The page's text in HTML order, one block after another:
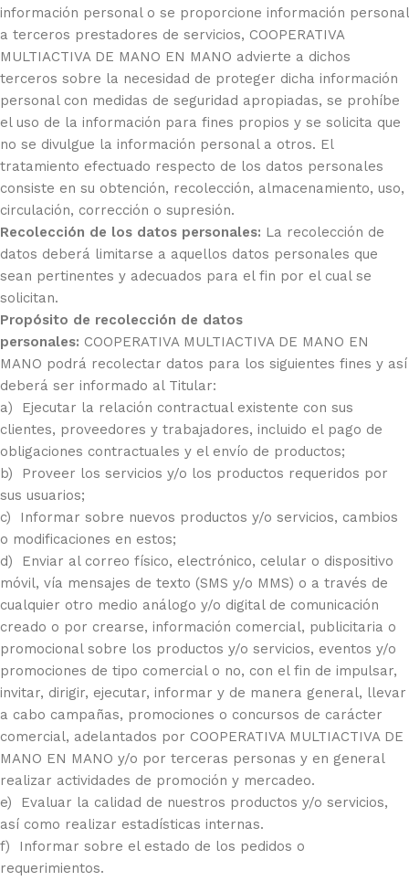
información personal o se proporcione información personal
a terceros prestadores de servicios, COOPERATIVA
MULTIACTIVA DE MANO EN MANO advierte a dichos
terceros sobre la necesidad de proteger dicha información
personal con medidas de seguridad apropiadas, se prohíbe
el uso de la información para fines propios y se solicita que
no se divulgue la información personal a otros. El
tratamiento efectuado respecto de los datos personales
consiste en su obtención, recolección, almacenamiento, uso,
circulación, corrección o supresión.
Recolección de los datos personales: La recolección de
datos deberá limitarse a aquellos datos personales que
sean pertinentes y adecuados para el fin por el cual se
solicitan.
Propósito de recolección de datos
personales: COOPERATIVA MULTIACTIVA DE MANO EN
MANO podrá recolectar datos para los siguientes fines y así
deberá ser informado al Titular:
a) Ejecutar la relación contractual existente con sus
clientes, proveedores y trabajadores, incluido el pago de
obligaciones contractuales y el envío de productos;
b) Proveer los servicios y/o los productos requeridos por
sus usuarios;
c) Informar sobre nuevos productos y/o servicios, cambios
o modificaciones en estos;
d) Enviar al correo físico, electrónico, celular o dispositivo
móvil, vía mensajes de texto (SMS y/o MMS) o a través de
cualquier otro medio análogo y/o digital de comunicación
creado o por crearse, información comercial, publicitaria o
promocional sobre los productos y/o servicios, eventos y/o
promociones de tipo comercial o no, con el fin de impulsar,
invitar, dirigir, ejecutar, informar y de manera general, llevar
a cabo campañas, promociones o concursos de carácter
comercial, adelantados por COOPERATIVA MULTIACTIVA DE
MANO EN MANO y/o por terceras personas y en general
realizar actividades de promoción y mercadeo.
e) Evaluar la calidad de nuestros productos y/o servicios,
así como realizar estadísticas internas.
f) Informar sobre el estado de los pedidos o
requerimientos.